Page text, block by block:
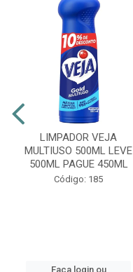
LIMPADOR VEJA
MULTIUSO 500ML LEVE
500ML PAGUE 450ML
Código: 185
Faça login ou